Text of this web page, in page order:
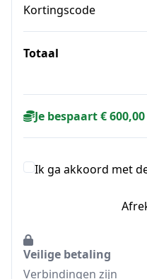
Kortingscode
Totaal
Je bespaart €
Ik ga akkoord met
Veilige betaling
Verbindingen zijn